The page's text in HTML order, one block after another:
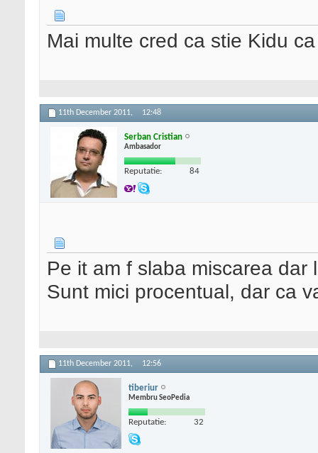
Mai multe cred ca stie Kidu
11th December 2011, 12:48
Serban Cristian
Ambasador
Reputatie: 84
Pe it am f slaba miscarea
Sunt mici procentual, dar ca
11th December 2011, 12:56
tiberiur
Membru SeoPedia
Reputatie: 32